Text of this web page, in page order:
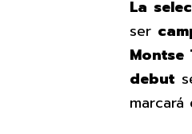
La
ser
Montse
debut